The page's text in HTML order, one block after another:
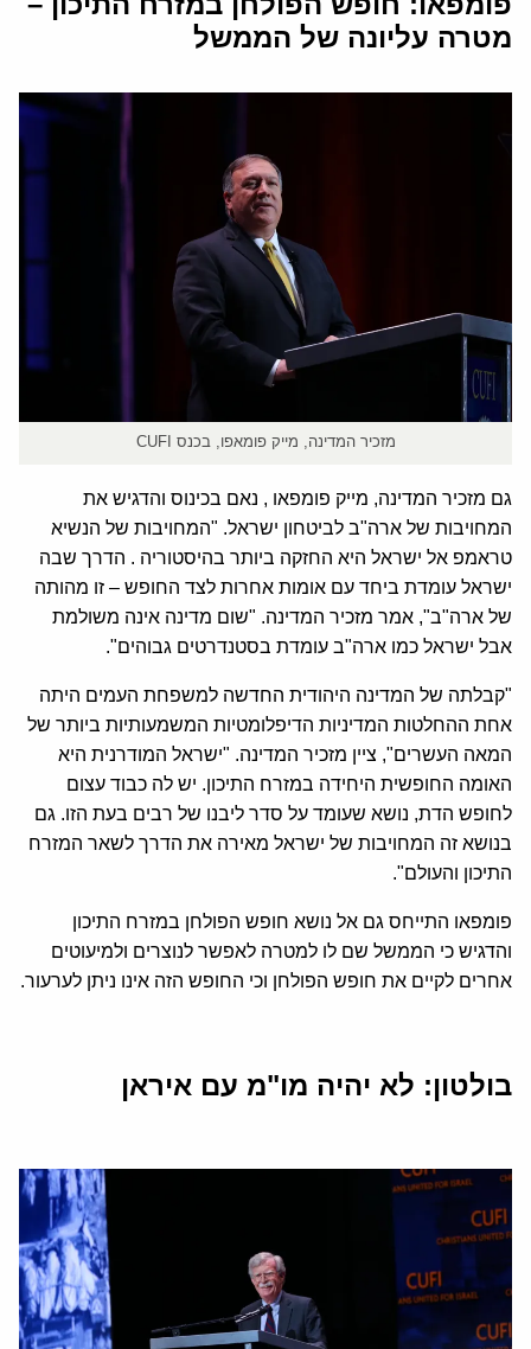
מטרה עליונה של הממשל
מזכיר המדינה, מייק פומאפו, בכנס CUFI
גם מזכיר המדינה, מייק פומפאו , נאם בכינוס והדגיש את
המחויבות של ארה"ב לביטחון ישראל. "המחויבות של הנשיא
טראמפ אל ישראל היא החזקה ביותר בהיסטוריה . הדרך שבה
ישראל עומדת ביחד עם אומות אחרות לצד החופש – זו מהותה
של ארה"ב", אמר מזכיר המדינה. "שום מדינה אינה משולמת
אבל ישראל כמו ארה"ב עומדת בסטנדרטים גבוהים".
"קבלתה של המדינה היהודית החדשה למשפחת העמים היתה
אחת ההחלטות המדיניות הדיפלומטיות המשמעותיות ביותר של
המאה העשרים", ציין מזכיר המדינה. "ישראל המודרנית היא
האומה החופשית היחידה במזרח התיכון. יש לה כבוד עצום
לחופש הדת, נושא שעומד על סדר ליבנו של רבים בעת הזו. גם
בנושא זה המחויבות של ישראל מאירה את הדרך לשאר המזרח
התיכון והעולם".
פומפאו התייחס גם אל נושא חופש הפולחן במזרח התיכון
והדגיש כי הממשל שם לו למטרה לאפשר לנוצרים ולמיעוטים
אחרים לקיים את חופש הפולחן וכי החופש הזה אינו ניתן לערעור.
בולטון: לא יהיה מו"מ עם איראן